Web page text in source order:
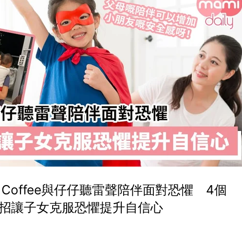
Coffee與仔仔聽雷聲陪伴面對恐懼 4個
讓子女克服恐懼提升自信心